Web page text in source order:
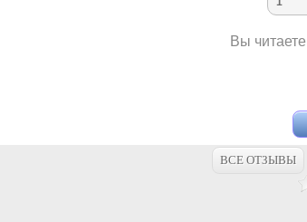
Вы читаете
ВСЕ ОТЗЫВЫ